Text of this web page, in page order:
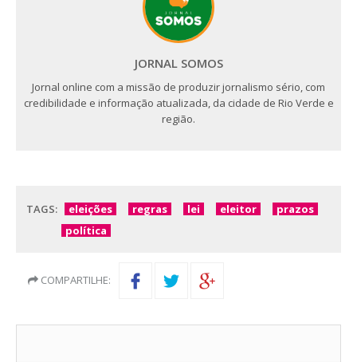
JORNAL SOMOS
Jornal online com a missão de produzir jornalismo sério, com
credibilidade e informação atualizada, da cidade de Rio Verde e
região.
TAGS: eleições regras lei eleitor
prazos
política
COMPARTILHE: